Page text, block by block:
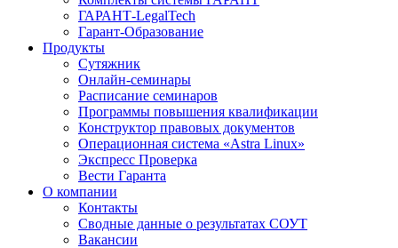
ГАРАНТ-LegalTech
Гарант-Образование
Продукты
Сутяжник
Онлайн-семинары
Расписание семинаров
Программы повышения квалификации
Конструктор правовых документов
Операционная система «Astra Linux»
Экспресс Проверка
Вести Гаранта
О компании
Контакты
Сводные данные о результатах СОУТ
Вакансии